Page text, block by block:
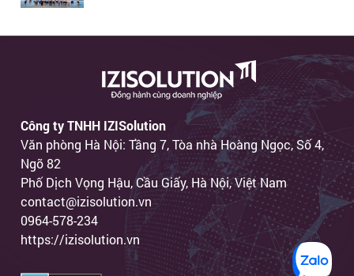
Công ty TNHH IZISolution
Văn phòng Hà Nội: Tầng 7, Tòa nhà Hoàng Ngọc, Số 4,
Ngõ 82
Phố Dịch Vọng Hậu, Cầu Giấy, Hà Nội, Việt Nam
contact@izisolution.vn
0964-578-234
https://izisolution.vn